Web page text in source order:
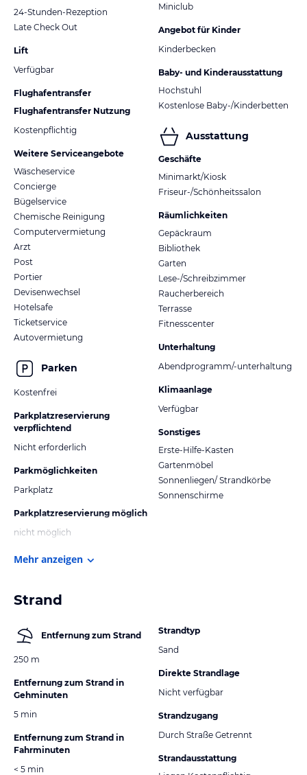
24-Stunden-Rezeption
Late Check Out
Lift
Verfügbar
Flughafentransfer
Flughafentransfer Nutzung
Kostenpflichtig
Weitere Serviceangebote
Wäscheservice
Concierge
Bügelservice
Chemische Reinigung
Computervermietung
Arzt
Post
Portier
Devisenwechsel
Hotelsafe
Ticketservice
Autovermietung
Parken
Kostenfrei
Parkplatzreservierung
verpflichtend
Nicht erforderlich
Parkmöglichkeiten
Parkplatz
Parkplatzreservierung möglich
nicht möglich
Miniclub
Angebot für Kinder
Kinderbecken
Baby- und Kinderausstattung
Hochstuhl
Kostenlose Baby-/Kinderbetten
Ausstattung
Geschäfte
Minimarkt/Kiosk
Friseur-/Schönheitssalon
Räumlichkeiten
Gepäckraum
Bibliothek
Garten
Lese-/Schreibzimmer
Raucherbereich
Terrasse
Fitnesscenter
Unterhaltung
Abendprogramm/-unterhaltung
Klimaanlage
Verfügbar
Sonstiges
Erste-Hilfe-Kasten
Gartenmöbel
Sonnenliegen/ Strandkörbe
Sonnenschirme
Mehr anzeigen
Strand
Entfernung zum Strand
250 m
Entfernung zum Strand in
Gehminuten
5 min
Entfernung zum Strand in
Fahrminuten
< 5 min
Strandtyp
Sand
Direkte Strandlage
Nicht verfügbar
Strandzugang
Durch Straße Getrennt
Strandausstattung